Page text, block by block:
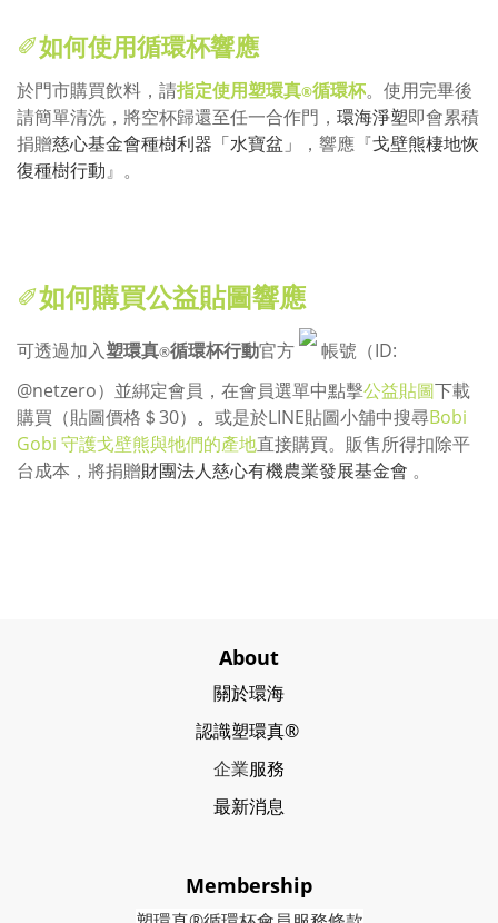
✐如何使用循環杯響應
於門市購買飲料，請指定使用塑環真®循環杯。使用完畢後
請簡單清洗，將空杯歸還至任一合作門， 環海淨塑即會累積
捐贈慈心基金會種樹利器 「水寶盆」 ，響應『戈壁熊棲地恢
復種樹行動』。
✐如何購買公益貼圖響應
可透過加入塑環真®循環杯行動官方
帳號（ID:
@netzero）並綁定會員，在會員選單中點擊公益貼圖下載
購買（貼圖價格＄30） 。 或是於LINE貼圖小舖中搜尋Bobi
Gobi 守護戈壁熊與牠們的產地直接購買。販售所得扣除平
台成本，將捐贈財團法人慈心有機農業發展基金會 。
About
關於環海
認識塑環真®
企業服務
最新消息
Membership